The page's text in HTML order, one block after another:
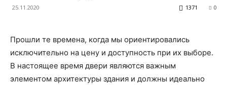
25.11.2020 0
1371
Прошли те времена, когда мы ориентировались
исключительно на цену и доступность при их выборе.
В настоящее время двери являются важным
элементом архитектуры здания и должны идеально